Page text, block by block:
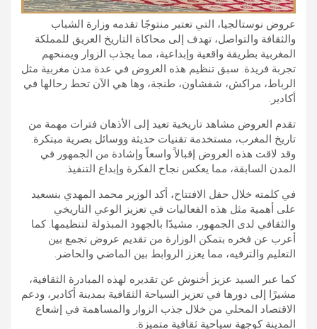
عروض نوستالجيا، التي تعتبر منتوجًا تقدمه وزارة الشباب
والثقافة والتواصل، تهدف إلى محاكاة التاريخ العريق للمملكة
المغربية بطريقة واقعية وإبداعية، مما يجذب الزوار ويمنحهم
تجربة فريدة. سبق تنظيم هذه العروض في عدة مدن مغربية مثل
الرباط، مراكش، شفشاون، طنجة، وها هي الآن تحط رحالها في
أكادير.
تقدم العروض مشاهد تاريخية تعيد إلى الأذهان فترات مهمة من
تاريخ المغرب، مستخدمة تقنيات حديثة ووسائل بصرية مبتكرة.
وقد لاقت هذه العروض إقبالاً واسعاً وإشادة من الجمهور في
المدن السابقة، مما يعكس نجاح الفكرة وإبداع التنفيذ.
في كلمته خلال حفل الافتتاح، أكد الوزير محمد المهدي بنسعيد
على أهمية مثل هذه الفعاليات في تعزيز الوعي التاريخي
والثقافي لدى الجمهور، مشيدًا بالجهود المبذولة لتنظيمها. كما
أعرب عن فخره بتمكن الوزارة من تقديم عروض تجمع بين
التعليم والترفيه، مما يعزز الروابط بين الماضي والحاضر.
كما عبر السيد عزيز أخنوش عن تقديره لهذه المبادرة الثقافية،
مشيرًا إلى دورها في تعزيز السياحة الثقافية بمدينة أكادير، ودعم
الاقتصاد المحلي من خلال جذب الزوار والمساهمة في إشعاع
المدينة كوجهة سياحية ثقافية متميزة.